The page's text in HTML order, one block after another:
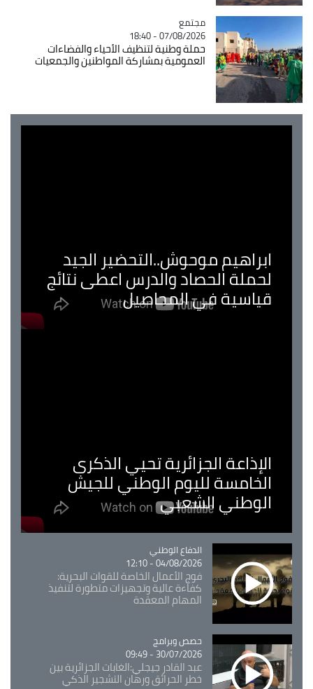
Catégorie
مجتمع
07/08/2026 - 18:40
حملة وطنية لتنظيف الأحياء والفضاءات
العمومية بمشاركة المواطنين والجمعيات
ابراهيم موحوش..التحضير الجيد
لحملة الحصاد والدرس اعطى نتائج
قياسية في المحاصيل
الإذاعة الجزائرية تحيي الذكرى
الخامسة لليوم الوطني للجيش
الوطني الشعبي
Catégorie
الدفاع الوطني
04/08/2026 - 12:10
فوج الأعمال الخاصة للقوات البحرية:
كفاءة عالية وتجهيزات متطورة لتنفيذ
المهام المعقدة
Catégorie
حصص وبرامج
30/07/2026 - 09:49
عبد القادر جيجلي:الغابات الجزائرية بين
خطر الحرائق ورهان التشجير الذكي